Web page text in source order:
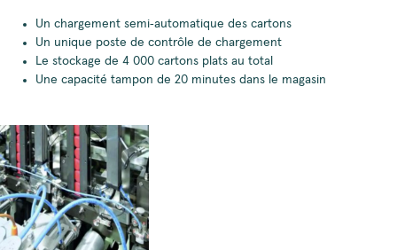
Un chargement semi‑automatique des cartons
Un unique poste de contrôle de chargement
Le stockage de 4 000 cartons plats au total
Une capacité tampon de 20 minutes dans le magasin